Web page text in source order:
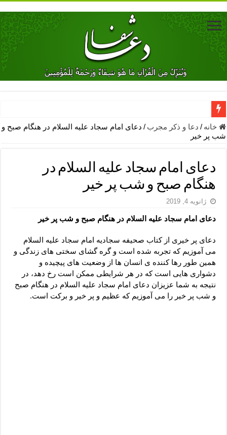
دعای جلب محبت فوری معشوق – دعای جلب محبت شوهر
دعای مشکل گشا برای رفع فقر – ذکرهای روزی‌ بخش
معجزات دعای یا من اظهر الجمیل – دعای یا من اظهر الجمیل برای
مهم ترین اذکار الهی و فضیلت آن ها – ذکر مخصوص مستجاب الدعوه
دعا برای ترس بچه ها در خواب – دعای ترس و بی خوابی کودکان
لا حول ولا قوة الا بالله برای چشم زخم – دعای چشم زخم ماشاالله
دعای قوی رفع ترس – دعای مجرب برای آرامش قلب و رفع اضطراب
دعا برای پولدار شدن در یک روز – دعای ثروت حضرت سلیمان
خانه / دعا و ذکر مجرب / دعای امام سجاد علیه السلام در هنگام صبح و
شب پر خیر
دعای امام سجاد علیه السلام در
هنگام صبح و شب پر خیر
ژانویه 4, 2019
دعای امام سجاد علیه السلام در هنگام صبح و شب پر خیر
دعای پر خیری از کتاب صحیفه سجادیه امام سجاد علیه السلام
می آموزیم که تجربه شده است و گره گشای سختی های زندگی و
همین طور رها کننده ی انسان ها از وضعیت های پیچیده و
دشواری هایی است که در هر شرایطی ممکن است رخ دهد، در
نتیجه به شما عزیزان دعای امام سجاد علیه السلام در هنگام صبح
و شب پر خیر را می آموزیم که عظیم و پر خیر و برکت است.